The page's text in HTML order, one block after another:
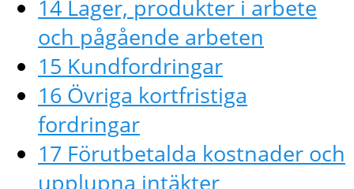
14 Lager, produkter i arbete
och pågående arbeten
15 Kundfordringar
16 Övriga kortfristiga
fordringar
17 Förutbetalda kostnader och
upplupna intäkter